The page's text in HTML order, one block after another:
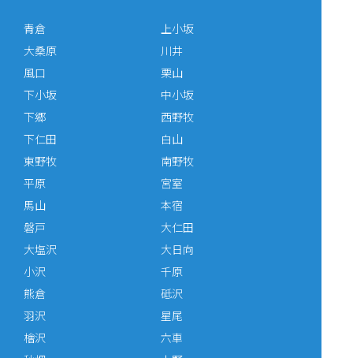
青倉
大桑原
風口
上小坂
川井
栗山
下小坂
下郷
下仁田
中小坂
西野牧
白山
東野牧
平原
馬山
南野牧
宮室
本宿
磐戸
大塩沢
大仁田
大日向
小沢
熊倉
千原
砥沢
羽沢
檜沢
星尾
六車